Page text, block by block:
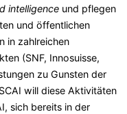
intelligence und pflegen
und öffentlichen
in zahlreichen
(SNF, Innosuisse,
zu Gunsten der
will diese Aktivitäten
sich bereits in der